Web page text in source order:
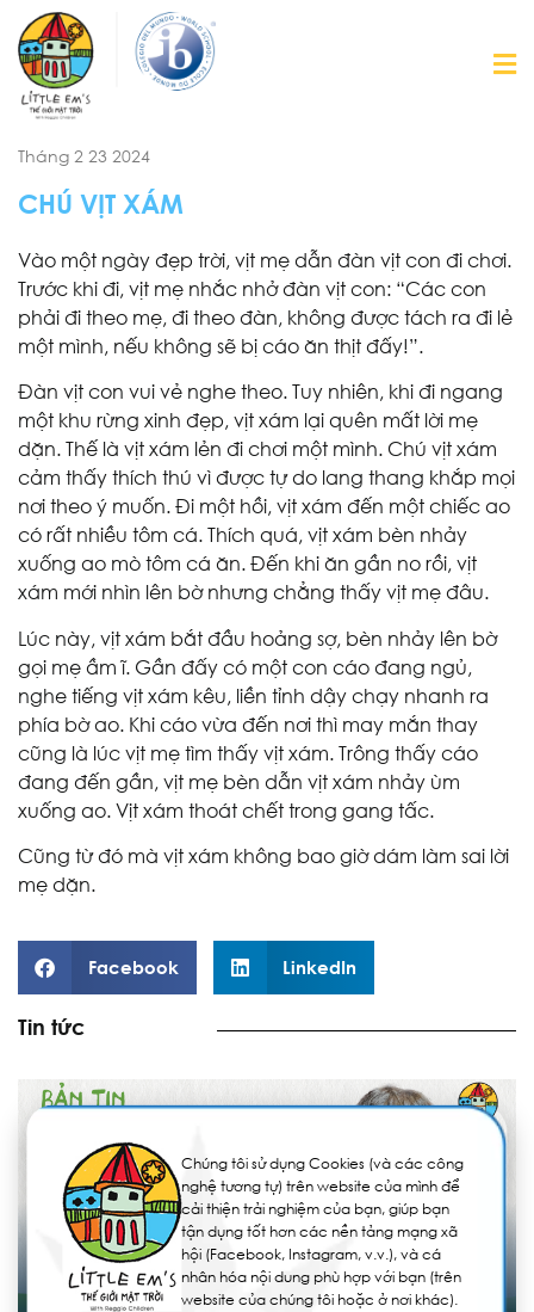
Tháng 2 23 2024
CHÚ VỊT XÁM
Vào một ngày đẹp trời, vịt mẹ dẫn đàn vịt con đi chơi.
Trước khi đi, vịt mẹ nhắc nhở đàn vịt con: “Các con
phải đi theo mẹ, đi theo đàn, không được tách ra đi lẻ
một mình, nếu không sẽ bị cáo ăn thịt đấy!”.
Đàn vịt con vui vẻ nghe theo. Tuy nhiên, khi đi ngang
một khu rừng xinh đẹp, vịt xám lại quên mất lời mẹ
dặn. Thế là vịt xám lẻn đi chơi một mình. Chú vịt xám
cảm thấy thích thú vì được tự do lang thang khắp mọi
nơi theo ý muốn. Đi một hồi, vịt xám đến một chiếc ao
có rất nhiều tôm cá. Thích quá, vịt xám bèn nhảy
xuống ao mò tôm cá ăn. Đến khi ăn gần no rồi, vịt
xám mới nhìn lên bờ nhưng chẳng thấy vịt mẹ đâu.
Lúc này, vịt xám bắt đầu hoảng sợ, bèn nhảy lên bờ
gọi mẹ ầm ĩ. Gần đấy có một con cáo đang ngủ,
nghe tiếng vịt xám kêu, liền tỉnh dậy chạy nhanh ra
phía bờ ao. Khi cáo vừa đến nơi thì may mắn thay
cũng là lúc vịt mẹ tìm thấy vịt xám. Trông thấy cáo
đang đến gần, vịt mẹ bèn dẫn vịt xám nhảy ùm
xuống ao. Vịt xám thoát chết trong gang tấc.
Cũng từ đó mà vịt xám không bao giờ dám làm sai lời
mẹ dặn.
Facebook LinkedIn
Tin tức
BẢN TIN IB PYP 10 – CHƯƠNG TRÌNH TÚ TÀI QUỐC TẾ
BẬC TIỂU HỌC
16/05/2025
Chúng tôi sử dụng Cookies (và các công
nghệ tương tự) trên website của mình để
cải thiện trải nghiệm của bạn, giúp bạn
tận dụng tốt hơn các nền tảng mạng xã
hội (Facebook, Instagram, v.v.), và cá
nhân hóa nội dung phù hợp với bạn (trên
website của chúng tôi hoặc ở nơi khác).